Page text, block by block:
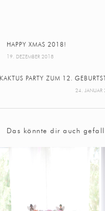
HAPPY XMAS 2018!
19. DEZEMBER 2018
KAKTUS PARTY ZUM 12.
24. JANUAR
Das könnte dir auch